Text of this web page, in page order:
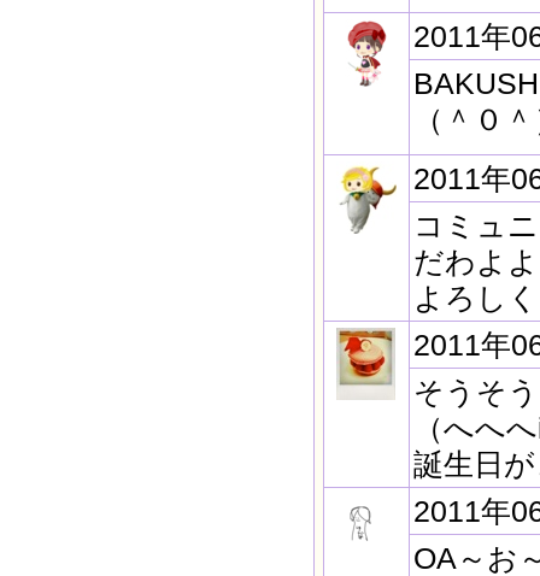
2011年
（＾０
2011年
コミュ
だわよ
よろし
2011年
そうそ
（へへ
誕生日
2011年
OA～お